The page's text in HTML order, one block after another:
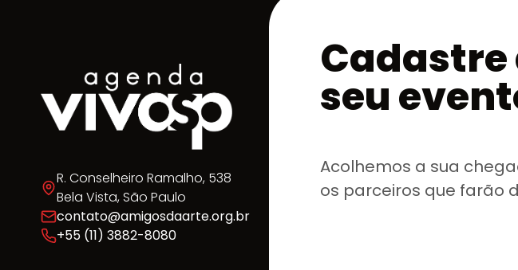
R. Conselheiro Ramalho, 538
Bela Vista, São Paulo
contato@amigosdaarte.org.br
+55 (11) 3882-8080
Cadastre
seu
Acolhemos a sua
os parceiros que farão